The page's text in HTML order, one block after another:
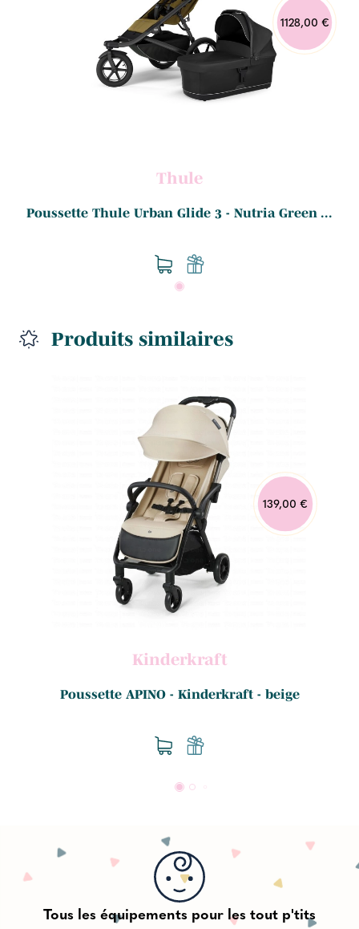
1128,00 €
Thule
Poussette Thule Urban Glide 3 - Nutria Green ...
Produits similaires
139,00 €
Kinderkraft
Poussette APINO - Kinderkraft - beige
Tous les équipements pour les tout p'tits